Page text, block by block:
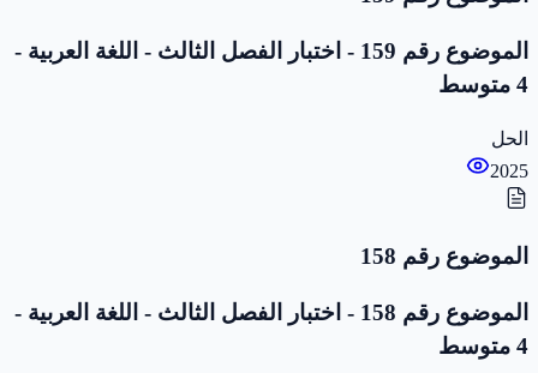
الموضوع رقم 159 - اختبار الفصل الثالث - اللغة العربية -
4 متوسط
الحل
2025
الموضوع رقم 158
الموضوع رقم 158 - اختبار الفصل الثالث - اللغة العربية -
4 متوسط